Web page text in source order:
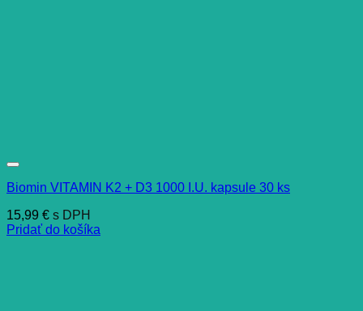
Biomin VITAMIN K2 + D3 1000 I.U. kapsule 30 ks
15,99 € s DPH
Pridať do košíka